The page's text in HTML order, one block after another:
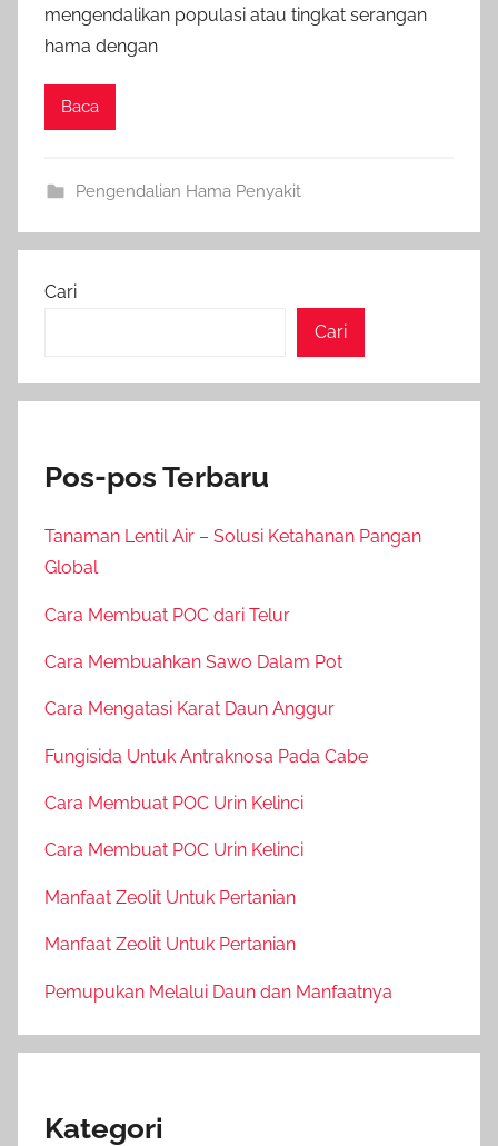
mengendalikan populasi atau tingkat serangan
hama dengan
Baca
Pengendalian Hama Penyakit
Cari
Cari
Pos-pos Terbaru
Tanaman Lentil Air – Solusi Ketahanan Pangan
Global
Cara Membuat POC dari Telur
Cara Membuahkan Sawo Dalam Pot
Cara Mengatasi Karat Daun Anggur
Fungisida Untuk Antraknosa Pada Cabe
Cara Membuat POC Urin Kelinci
Cara Membuat POC Urin Kelinci
Manfaat Zeolit Untuk Pertanian
Manfaat Zeolit Untuk Pertanian
Pemupukan Melalui Daun dan Manfaatnya
Kategori